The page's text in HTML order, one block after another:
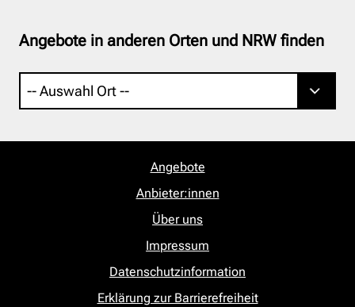
Angebote in anderen Orten und NRW finden
Angebote
Anbieter:innen
Über uns
Impressum
Datenschutzinformation
Erklärung zur Barrierefreiheit